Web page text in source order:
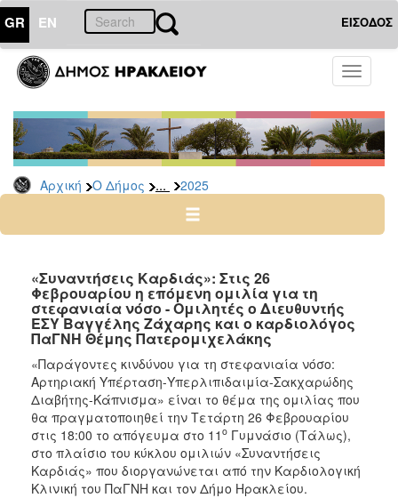
GR EN ΕΙΣΟΔΟΣ
Toggle
Αρχική Ο Δήμος ... 2025
ΔΗΜΟΣ
Δελτία
Τύπου
Αρχείο
2026
2024
2022
2021
2020
2019
2018
2017
2016
2015
«Συναντήσεις Καρδιάς»: Στις 26
Φεβρουαρίου η επόμενη ομιλία για τη
στεφανιαία νόσο - Ομιλητές ο Διευθυντής
ΕΣΥ Bαγγέλης Ζάχαρης και ο καρδιολόγος
ΠαΓΝΗ Θέμης Πατερομιχελάκης
«Παράγοντες κινδύνου για τη στεφανιαία νόσο:
Αρτηριακή Υπέρταση-Υπερλιπιδαιμία-Σακχαρώδης
Διαβήτης-Κάπνισμα» είναι το θέμα της ομιλίας που
θα πραγματοποιηθεί την Τετάρτη 26 Φεβρουαρίου
στις 18:00 το απόγευμα στο 11 ο Γυμνάσιο (Τάλως),
στο πλαίσιο του κύκλου ομιλιών «Συναντήσεις
Καρδιάς» που διοργανώνεται από την Καρδιολογική
Κλινική του ΠαΓΝΗ και τον Δήμο Ηρακλείου.